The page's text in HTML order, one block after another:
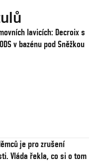
lavicích: Decroix s
v bazénu pod Sněžkou
je pro zrušení
Vláda řekla, co si o tom